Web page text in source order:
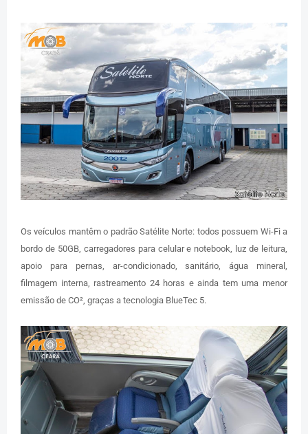
Os veículos mantêm o padrão Satélite Norte: todos possuem Wi-Fi a
bordo de 50GB, carregadores para celular e notebook, luz de leitura,
apoio para pernas, ar-condicionado, sanitário, água mineral,
filmagem interna, rastreamento 24 horas e ainda tem uma menor
emissão de CO², graças a tecnologia BlueTec 5.